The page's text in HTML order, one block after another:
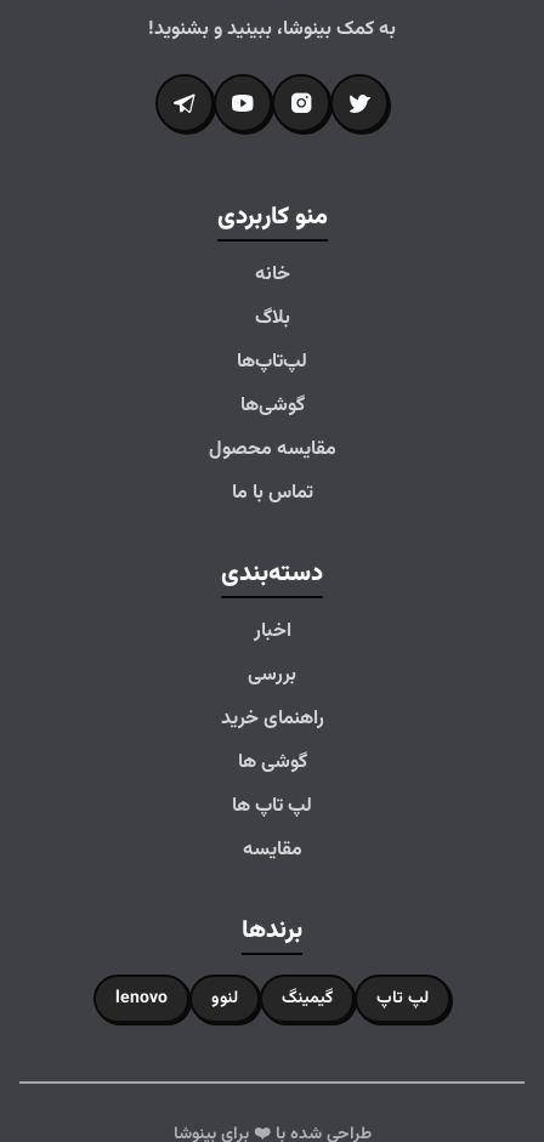
به کمک بینوشا، ببینید و بشنوید!
منو کاربردی
خانه
بلاگ
لپ‌تاپ‌ها
گوشی‌ها
مقایسه محصول
تماس با ما
دسته‌بندی
اخبار
بررسی
راهنمای خرید
گوشی ها
لپ تاپ ها
مقایسه
برندها
لپ تاپ گیمینگ لنوو lenovo
طراحی شده با ❤️ برای بینوشا